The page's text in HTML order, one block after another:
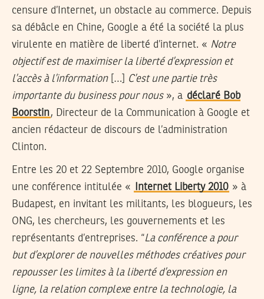
censure d’Internet, un obstacle au commerce. Depuis
sa débâcle en Chine, Google a été la société la plus
virulente en matière de liberté d’internet. « Notre
objectif est de maximiser la liberté d’expression et
l’accès à l’information[…]
C’est une partie très
importante du business pour nous», a déclaré Bob
Boorstin, Directeur de la Communication à Google et
ancien rédacteur de discours de l’administration
Clinton.
Entre les 20 et 22 Septembre 2010, Google organise
une conférence intitulée «
Internet Liberty 2010 » à
Budapest, en invitant les militants, les blogueurs, les
ONG, les chercheurs, les gouvernements et les
représentants d’entreprises. “La conférence a pour
but d’explorer de nouvelles méthodes créatives pour
repousser les limites à la liberté d’expression en
ligne, la relation complexe entre la technologie, la